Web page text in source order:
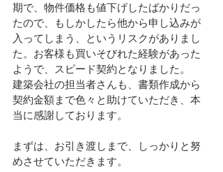
期で、物件価格も値下げしたばかりだっ
たので、もしかしたら他から申し込みが
入ってしまう、というリスクがありまし
た。お客様も買いそびれた経験があった
ようで、スピード契約となりました。
建築会社の担当者さんも、書類作成から
契約金額まで色々と助けていただき、本
当に感謝しております。
まずは、お引き渡しまで、しっかりと努
めさせていただきます。